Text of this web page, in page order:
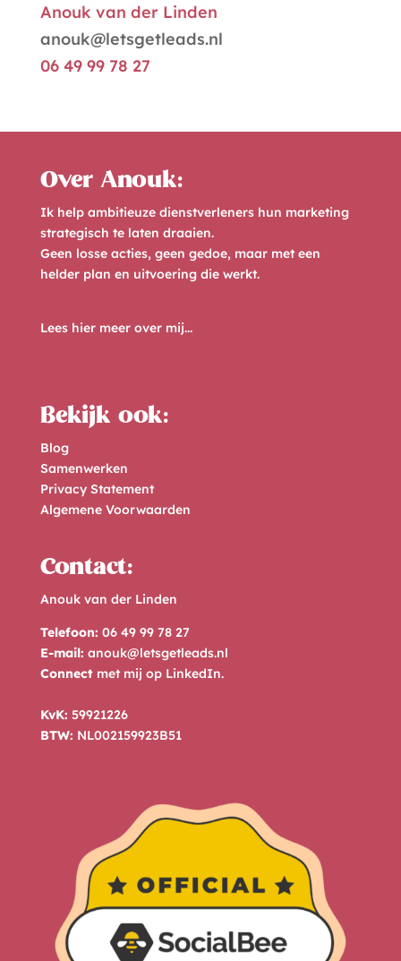
Anouk van der Linden
anouk@letsgetleads.nl
06 49 99 78 27
Over Anouk:
Ik help ambitieuze dienstverleners hun marketing
strategisch te laten draaien.
Geen losse acties, geen gedoe, maar met een
helder plan en uitvoering die werkt.
Lees hier meer over mij...
Bekijk ook:
Blog
Samenwerken
Privacy Statement
Algemene Voorwaarden
Contact:
Anouk van der Linden
Telefoon: 06 49 99 78 27
E-mail: anouk@letsgetleads.nl
Connectmet mij op LinkedIn.
KvK: 59921226
BTW: NL002159923B51